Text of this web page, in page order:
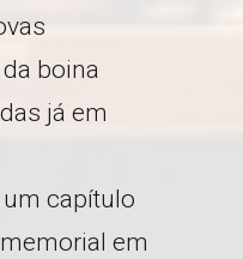
boina
já em
capítulo
em